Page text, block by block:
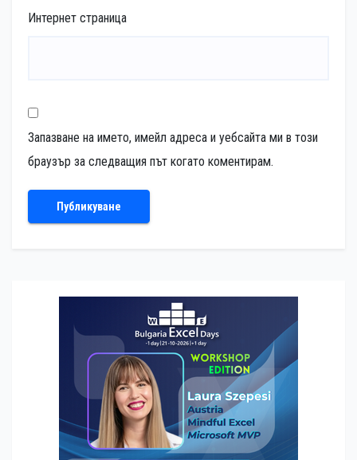
Интернет страница
Запазване на името, имейл адреса и уебсайта ми в този
браузър за следващия път когато коментирам.